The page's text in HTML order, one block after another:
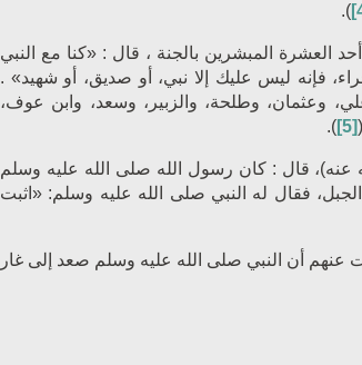
).
أحد العشرة المبشرين بالجنة ، قال : «كنا مع النبي
فإنه ليس عليك إلا نبي، أو ‌صديق، أو شهيد» .
وعثمان، وطلحة، والزبير، وسعد، وابن عوف،
[5]
).
، قال : كان رسول الله صلى الله عليه وسلم
فقال له النبي صلى الله عليه وسلم: «اثبت
عنهم أن النبي صلى الله عليه وسلم صعد إلى غار